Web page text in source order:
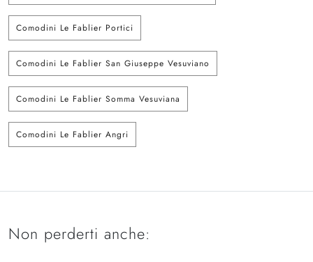
Comodini Le Fablier Portici
Comodini Le Fablier San Giuseppe Vesuviano
Comodini Le Fablier Somma Vesuviana
Comodini Le Fablier Angri
Non perderti anche: